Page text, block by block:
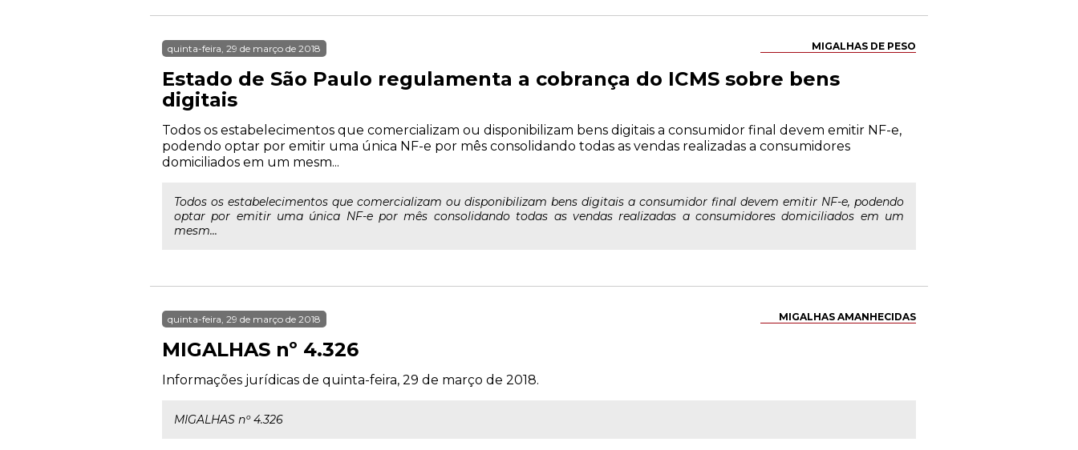
MIGALHAS DE PESO
quinta-feira, 29 de março de 2018
Estado de São Paulo regulamenta a cobrança do ICMS sobre bens
digitais
Todos os estabelecimentos que comercializam ou disponibilizam bens digitais a consumidor final devem emitir NF-e,
podendo optar por emitir uma única NF-e por mês consolidando todas as vendas realizadas a consumidores
domiciliados em um mesm...
Todos os estabelecimentos que comercializam ou disponibilizam bens digitais a consumidor final devem emitir NF-e, podendo
optar por emitir uma única NF-e por mês consolidando todas as vendas realizadas a consumidores domiciliados em um
mesm...
MIGALHAS AMANHECIDAS
quinta-feira, 29 de março de 2018
MIGALHAS nº 4.326
Informações jurídicas de quinta-feira, 29 de março de 2018.
MIGALHAS nº 4.326